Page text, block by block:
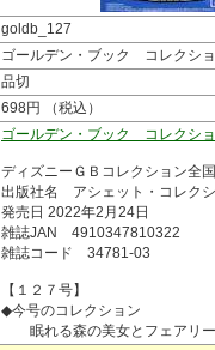
goldb_127
ゴールデン・ブック コレクシ
品切
698円 （税込）
ゴールデン・ブック コレク
ディズニーＧＢコレクション全
出版社名 アシェット・コレク
発売日 2022年2月24日
雑誌JAN 4910347810322
雑誌コード 34781-03
【１２７号】
◆今号のコレクション
眠れる森の美女とフェアリ